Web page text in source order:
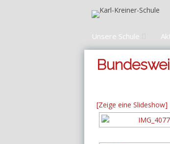
Inhalt
Unsere Schule
[Zeige eine Slideshow]